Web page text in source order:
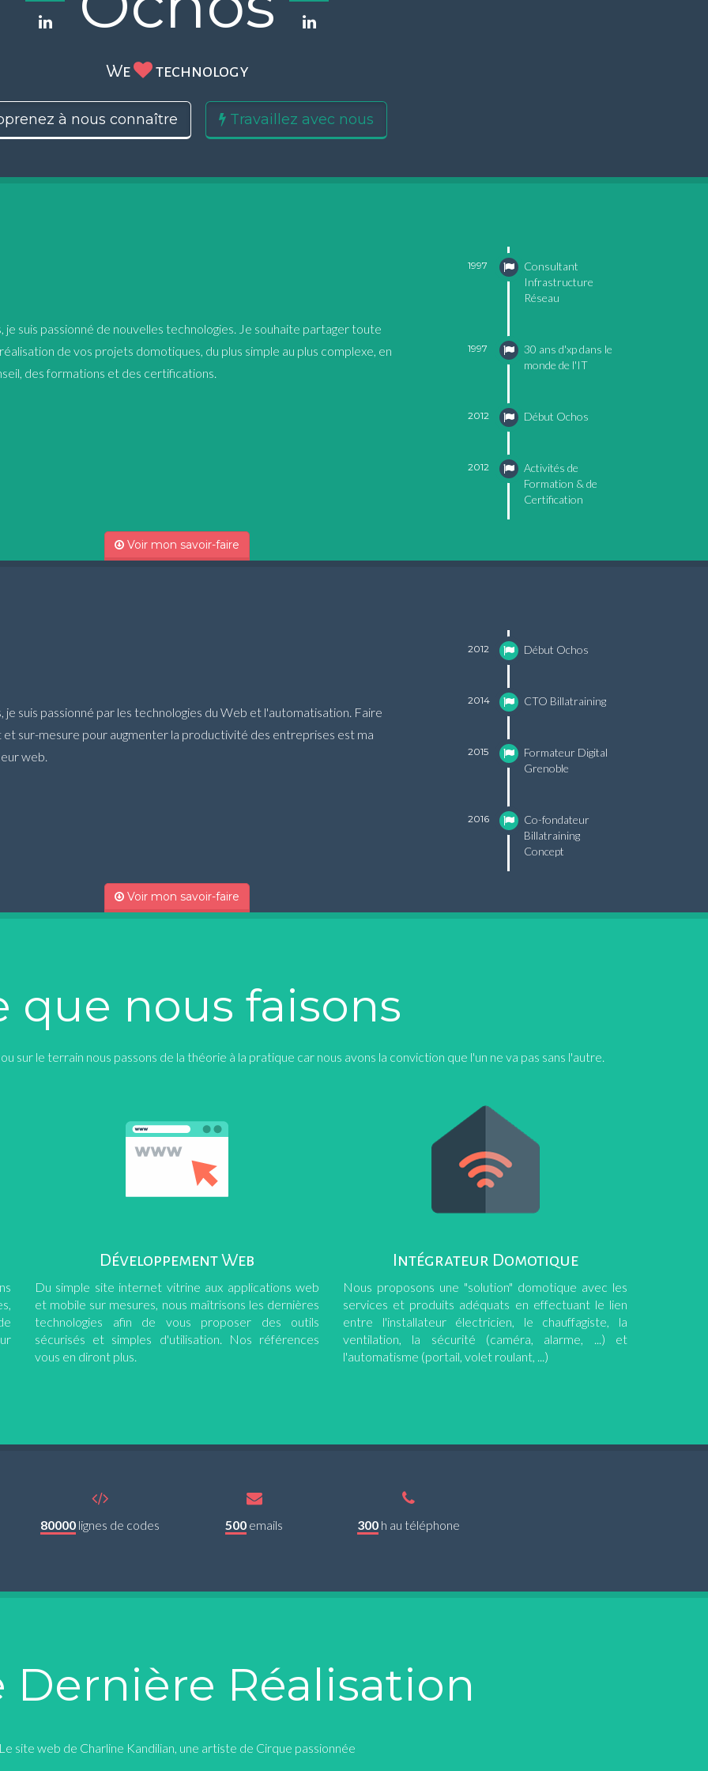
Creative coders
à nous connaître Travaillez avec nous
suis passionné de nouvelles technologies. Je souhaite partager toute
de vos projets domotiques, du plus simple au plus complexe, en
des formations et des certifications.
1997
Consultant
Infrastructure
Réseau
1997
30 ans d'xp dans le
monde de l'IT
2012 Début Ochos
2012
Activités de
Formation & de
Certification
Voir mon savoir-faire
suis passionné par les technologies du Web et l'automatisation. Faire
et sur-mesure pour augmenter la productivité des entreprises est ma
web.
2012 Début Ochos
2014 CTO Billatraining
2015
Formateur Digital
Grenoble
2016
Co-fondateur
Billatraining
Concept
Voir mon savoir-faire
que nous faisons
sur le terrain nous passons de la théorie à la pratique car nous avons la conviction que l'un ne va pas sans l'autre.
Développement Web
Du simple site internet vitrine aux applications web
et mobile sur mesures, nous maîtrisons les dernières
technologies afin de vous proposer des outils
sécurisés et simples d'utilisation. Nos références
vous en diront plus.
Intégrateur Domotique
Nous proposons une "solution" domotique avec les
services et produits adéquats en effectuant le lien
entre l'installateur électricien, le chauffagiste, la
ventilation, la sécurité (caméra, alarme, ...) et
l'automatisme (portail, volet roulant, ...)
80000 lignes de codes 500 emails 300h au téléphone
Dernière Réalisation
site web de Charline Kandilian, une artiste de Cirque passionnée